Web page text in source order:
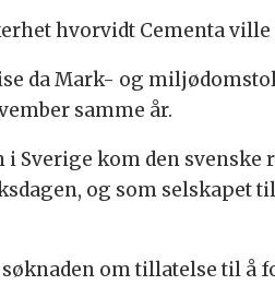
hvorvidt Cementa
da Mark- og
samme år.
i Sverige kom den svenske
og som selskapet
om tillatelse til å